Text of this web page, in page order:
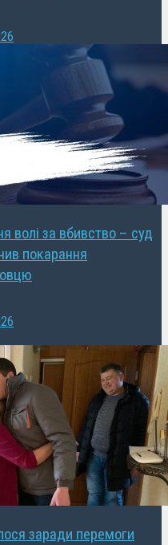
волі за вбивство – суд
покарання
заради перемоги